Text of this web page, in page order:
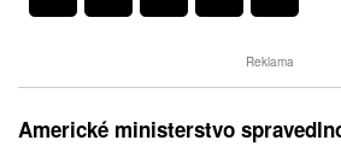
Reklama
Americké ministerstvo